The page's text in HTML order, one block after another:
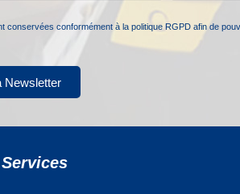
conformément à la politique RGPD afin de
Newsletter
Services